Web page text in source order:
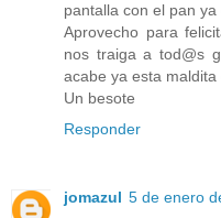
pantalla con el pan
Aprovecho para
nos traiga a tod@s
acabe ya esta maldita
Un besote
Responder
jomazul 5 de enero